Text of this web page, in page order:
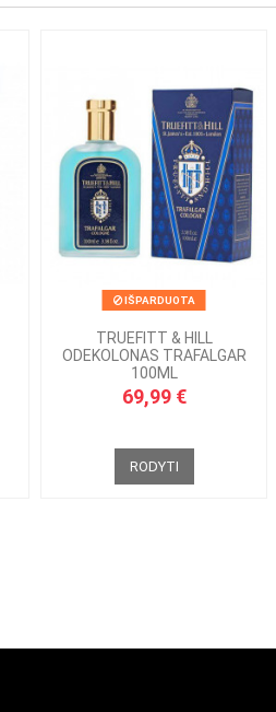
IŠPARDUOTA
TRUEFITT & HILL
ODEKOLONAS TRAFALGAR
100ML
69,99 €
RODYTI